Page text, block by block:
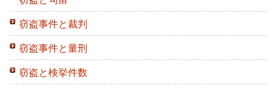
窃盗事件と裁判
窃盗事件と量刑
窃盗と検挙件数